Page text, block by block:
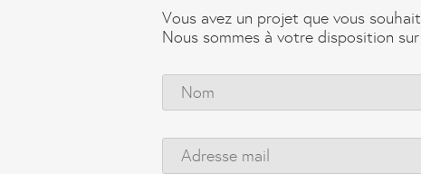
Vous avez un projet que vous
Nous sommes à votre disposition